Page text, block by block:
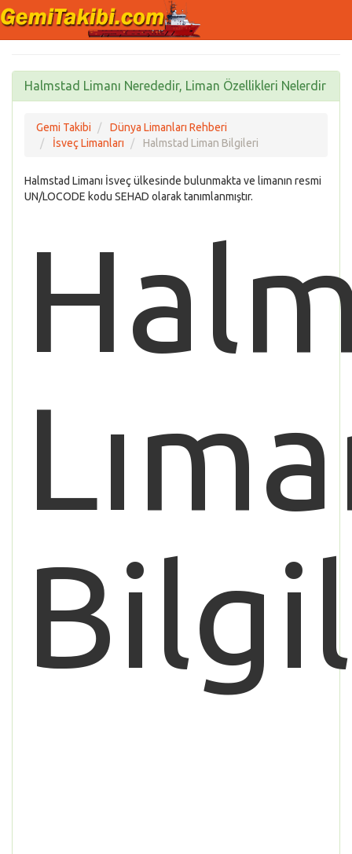
Halmstad Limanı Nerededir, Liman Özellikleri Nelerdir
Gemi Takibi
Dünya Limanları Rehberi
İsveç Limanları
Halmstad Liman Bilgileri
Halmstad Limanı İsveç ülkesinde bulunmakta ve limanın resmi
UN/LOCODE kodu SEHAD olarak tanımlanmıştır.